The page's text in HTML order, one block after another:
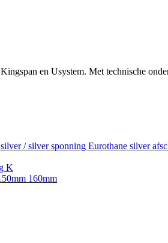
en Usystem. Met technische
/ silver sponning Eurothane silver
K
160mm